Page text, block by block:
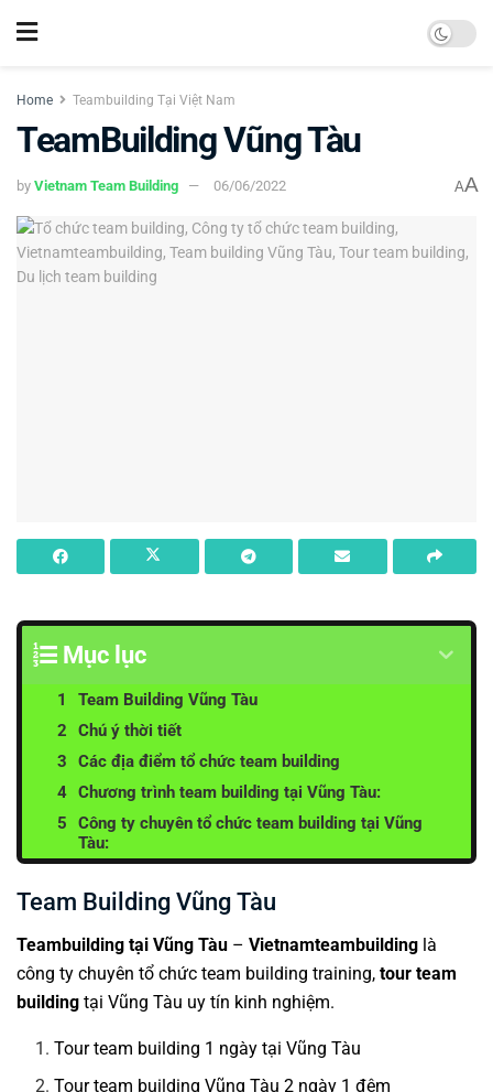
Home Teambuilding Tại Việt Nam
TeamBuilding Vũng Tàu
by Vietnam Team Building 06/06/2022 AA
Mục lục
Team Building Vũng Tàu
Chú ý thời tiết
Các địa điểm tổ chức team building
Chương trình team building tại Vũng Tàu:
Công ty chuyên tổ chức team building tại Vũng
Tàu:
Team Building Vũng Tàu
Teambuilding tại Vũng Tàu – Vietnamteambuilding là
công ty chuyên tổ chức team building training, tour team
building tại Vũng Tàu uy tín kinh nghiệm.
Tour team building 1 ngày tại Vũng Tàu
Tour team building Vũng Tàu 2 ngày 1 đêm